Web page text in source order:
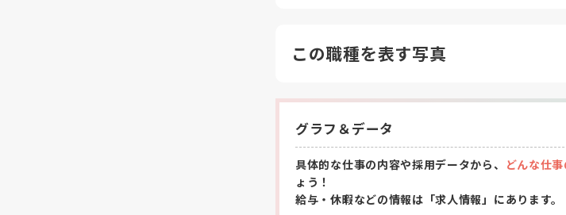
この職種を表す写真
グラフ＆データ
具体的な仕事の内容や採用データから、 どんな仕
ょう！
給与・休暇などの情報は「求人情報」にあります。